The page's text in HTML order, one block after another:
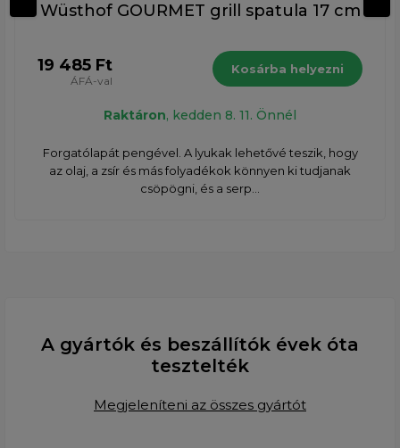
Wüsthof GOURMET grill spatula 17 cm
19 485 Ft
ÁFÁ-val
Kosárba helyezni
Raktáron, kedden 8. 11. Önnél
Forgatólapát pengével. A lyukak lehetővé teszik, hogy
az olaj, a zsír és más folyadékok könnyen ki tudjanak
csöpögni, és a serp...
A gyártók és beszállítók évek óta
tesztelték
Megjeleníteni az összes gyártót